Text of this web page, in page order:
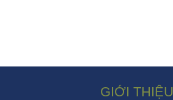
GIỚI THIỆU